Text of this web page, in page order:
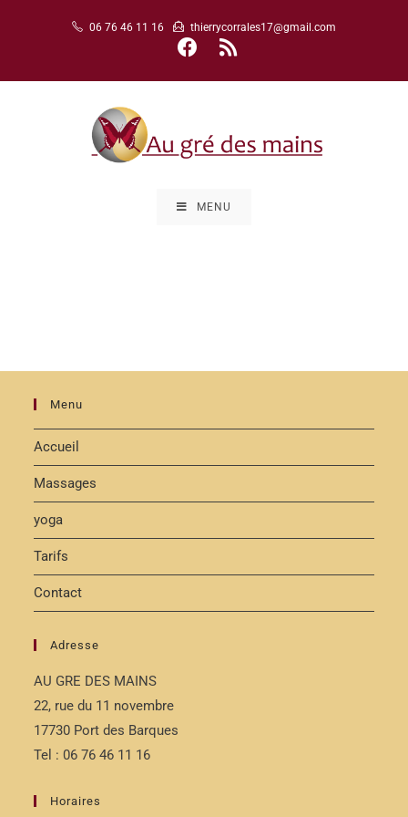
06 76 46 11 16 thierrycorrales17@gmail.com
MENU
Menu
Accueil
Massages
yoga
Tarifs
Contact
Adresse
AU GRE DES MAINS
22, rue du 11 novembre
17730 Port des Barques
Tel : 06 76 46 11 16
Horaires